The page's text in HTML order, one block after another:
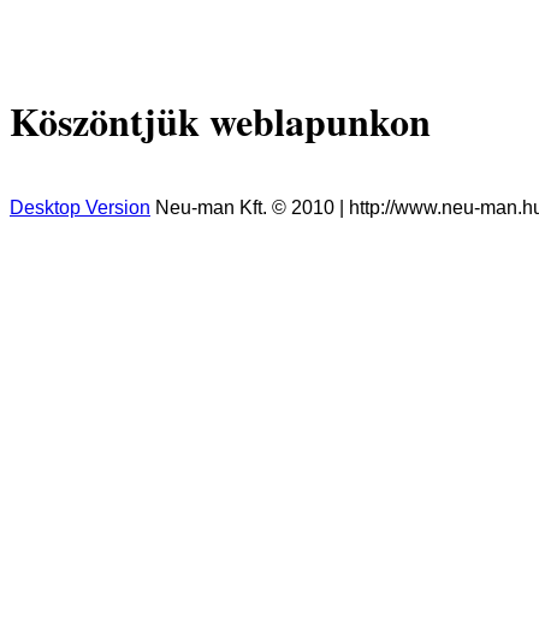
Köszöntjük weblapunkon
Desktop Version Neu-man Kft. © 2010 | http://www.neu-